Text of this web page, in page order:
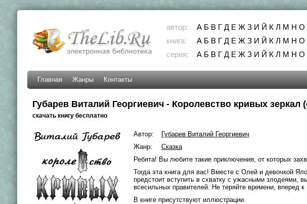
автор: А Б В Г Д Е Ж З И Й К Л М Н О
книга:
А Б В Г Д Е Ж З И Й К Л М Н О
серия:
А Б В Г Д Е Ж З И Й К Л М Н О
Главная Жанры Контакты
Губарев Виталий Георгиевич - Королевство кривых зеркал
скачать книгу бесплатно
Автор:
Губарев Виталий Георгиевич
Жанр:
Сказка
Ребята! Вы любите такие приключения, от которых
Тогда эта книга для вас! Вместе с Олей и девочкой
предстоит вступить в схватку с ужасными злодеями,
всесильных правителей. Не теряйте времени, вперед
В книге присутствуют иллюстрации.